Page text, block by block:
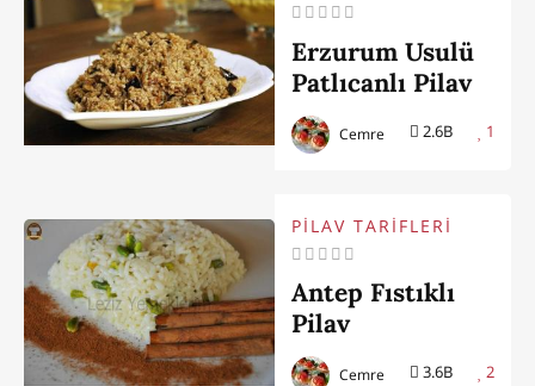
Erzurum Usulü
Patlıcanlı Pilav
2.6B 1
Cemre
PİLAV TARİFLERİ
Antep Fıstıklı
Pilav
3.6B 2
Cemre